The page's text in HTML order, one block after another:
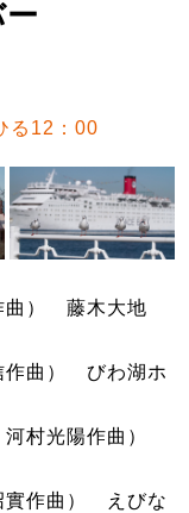
る12：00
曲） 藤木大地
作曲） びわ湖ホ
河村光陽作曲）
實作曲） えびな